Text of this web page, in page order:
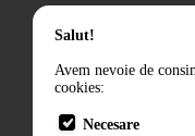
Salut!
Avem nevoie de
cookies:
Necesare